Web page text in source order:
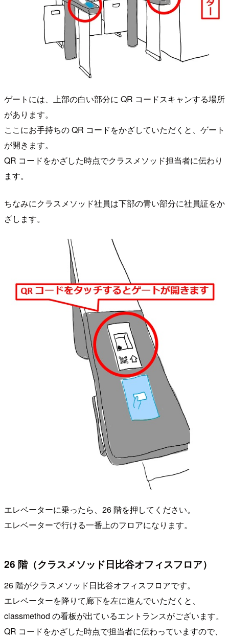
ゲートには、上部の白い部分に QR コードスキャンする場所
があります。
ここにお手持ちの QR コードをかざしていただくと、ゲート
が開きます。
QR コードをかざした時点でクラスメソッド担当者に伝わり
ます。
ちなみにクラスメソッド社員は下部の青い部分に社員証をか
ざします。
エレベーターに乗ったら、26 階を押してください。
エレベーターで行ける一番上のフロアになります。
26 階（クラスメソッド日比谷オフィスフロア）
26 階がクラスメソッド日比谷オフィスフロアです。
エレベーターを降りて廊下を左に進んでいただくと、
classmethod の看板が出ているエントランスがございます。
QR コードをかざした時点で担当者に伝わっていますので、